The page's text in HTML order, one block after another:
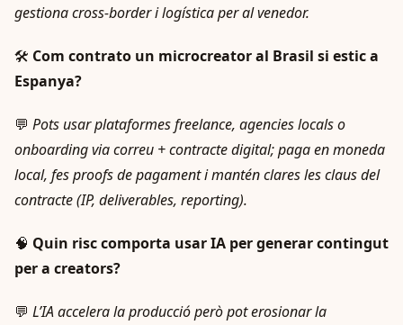
gestiona cross‑border i logística per al venedor.
🛠️ Com contrato un microcreator al Brasil si estic a
Espanya?
💬 Pots usar plataformes freelance, agencies locals o
onboarding via correu + contracte digital; paga en moneda
local, fes proofs de pagament i mantén clares les claus del
contracte (IP, deliverables, reporting).
🧠 Quin risc comporta usar IA per generar contingut
per a creators?
💬 L’IA accelera la producció però pot erosionar la